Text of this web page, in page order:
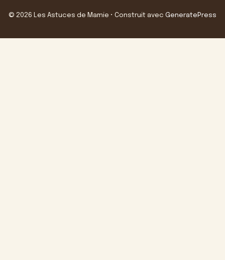
© 2026 Les Astuces de Mamie • Construit avec GeneratePress